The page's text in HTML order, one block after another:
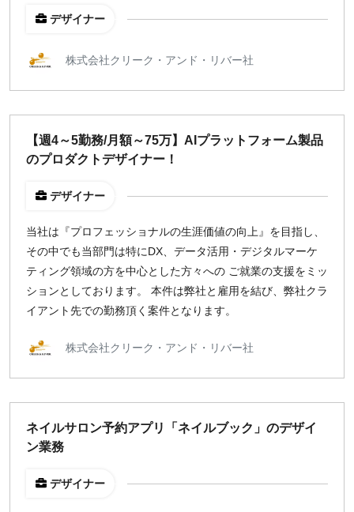
顧問・講師
その他
閉じる
働き方
リモートのみ
リモート希望
出社希望
出社のみ
特徴
副業OK
土日週末OK
稼働時間
週5日
デザイナー
株式会社クリーク・アンド・リバー社
【週4～5勤務/月額～75万】AIプラットフォーム製品
のプロダクトデザイナー！
デザイナー
当社は『プロフェッショナルの生涯価値の向上』を目指し、
その中でも当部門は特にDX、データ活用・デジタルマーケ
ティング領域の方を中心とした方々への ご就業の支援をミッ
ションとしております。 本件は弊社と雇用を結び、弊社クラ
イアント先での勤務頂く案件となります。
株式会社クリーク・アンド・リバー社
ネイルサロン予約アプリ「ネイルブック」のデザイ
ン業務
デザイナー